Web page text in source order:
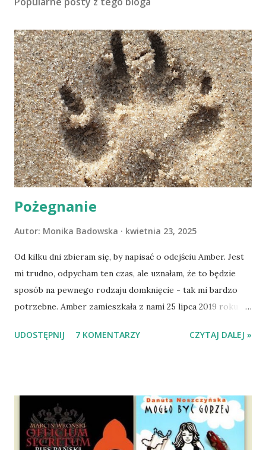
Pożegnanie
Autor: Monika Badowska kwietnia 23, 2025
Od kilku dni zbieram się, by napisać o odejściu Amber. Jest
mi trudno, odpycham ten czas, ale uznałam, że to będzie
sposób na pewnego rodzaju domknięcie - tak mi bardzo
potrzebne. Amber zamieszkała z nami 25 lipca 2019 roku.
Mazowieckim, pojechaliśmy na wizytę zapoznawczą, a kilka
wspólnego życia przeczytacie TUTAJ i TUTAJ . Gdy już
nieco okrzepliśmy w codzienności z psem, a Amber - z
ludźmi i kotami, pojawił się pomysł na wspólny jesienny
UDOSTĘPNIJ 7 KOMENTARZY CZYTAJ DALEJ »